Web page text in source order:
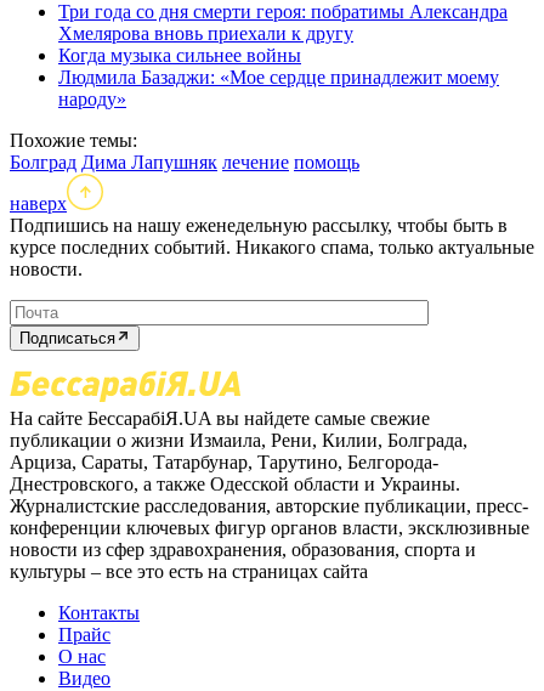
Три года со дня смерти героя: побратимы Александра
Хмелярова вновь приехали к другу
Когда музыка сильнее войны
Людмила Базаджи: «Мое сердце принадлежит моему
народу»
Похожие темы:
Болград Дима Лапушняк лечение помощь
наверх
Подпишись на нашу еженедельную рассылку, чтобы быть в
курсе последних событий. Никакого спама, только актуальные
новости.
Подписаться
На сайте БессарабіЯ.UA вы найдете самые свежие
публикации о жизни Измаила, Рени, Килии, Болграда,
Арциза, Сараты, Татарбунар, Тарутино, Белгорода-
Днестровского, а также Одесской области и Украины.
Журналистские расследования, авторские публикации, пресс-
конференции ключевых фигур органов власти, эксклюзивные
новости из сфер здравохранения, образования, спорта и
культуры – все это есть на страницах сайта
Контакты
Прайс
О нас
Видео